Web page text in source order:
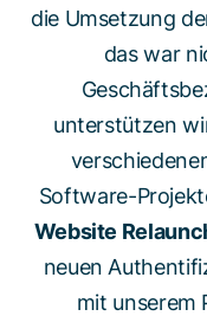
die Umsetzung
das war
unterstützen
Software-
Website
neuen
mit unserem